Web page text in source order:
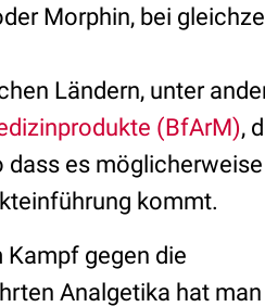
Morphin, bei
Ländern, unter
(BfArM),
dass es möglicherweise
kommt.
gegen die
Analgetika hat man